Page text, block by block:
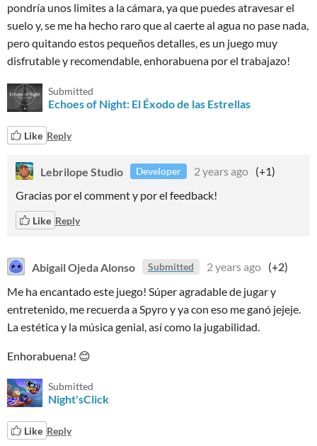
pondría unos limites a la cámara, ya que puedes atravesar el
suelo y, se me ha hecho raro que al caerte al agua no pase nada,
pero quitando estos pequeños detalles, es un juego muy
disfrutable y recomendable, enhorabuena por el trabajazo!
Submitted
Echoes of Night: El Éxodo de las Estrellas
Like Reply
Lebrilope Studio Developer 2 years ago (+1)
Gracias por el comment y por el feedback!
Like Reply
Abigail Ojeda Alonso Submitted 2 years ago (+2)
Me ha encantado este juego! Súper agradable de jugar y
entretenido, me recuerda a Spyro y ya con eso me ganó jejeje.
La estética y la música genial, así como la jugabilidad.
Enhorabuena! 😊
Submitted
Night'sClick
Like Reply